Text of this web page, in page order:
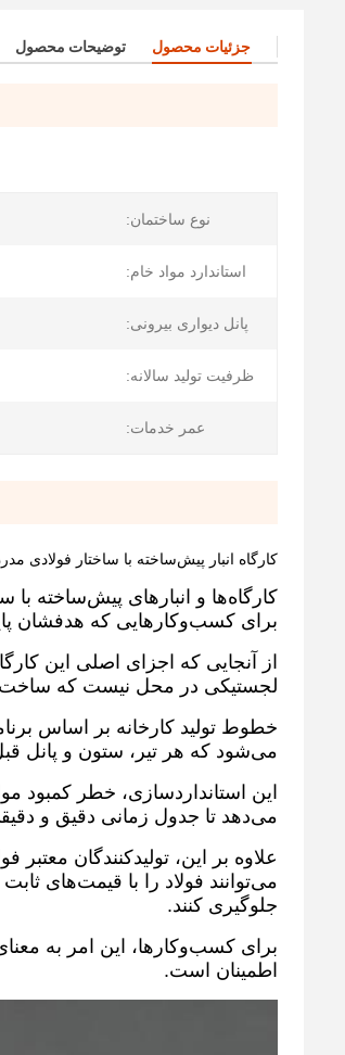
جزئیات محصول توضیحات محصول
نوع ساختمان:
استاندارد مواد خام:
پانل دیواری بیرونی:
ظرفیت تولید سالانه:
عمر خدمات:
کارگاه انبار پیش‌ساخته با ساختار فولادی
کارگاه‌ها و انبارهای پیش‌ساخته با
برای کسب‌وکارهایی که هدفشان
از آنجایی که اجزای اصلی این
لجستیکی در محل نیست که
خطوط تولید کارخانه بر اساس
می‌شود که هر تیر، ستون و پانل
این استانداردسازی، خطر کمبود
می‌دهد تا جدول زمانی دقیق و
علاوه بر این، تولیدکنندگان
می‌توانند فولاد را با قیمت‌های
جلوگیری کنند.
برای کسب‌وکارها، این امر به
اطمینان است.